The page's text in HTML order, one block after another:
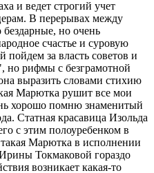
и ведет строгий учет
В перерывах между
но очень
счастье и суровую
за власть советов и
но рифмы с безграмотной
выразить словами стихию
Марютка рушит все мои
хорошо помню знаменитый
Статная красавица Изольда
с этим полоуребенком в
Марютка в исполнении
Токмаковой гораздо
возникает какая-то